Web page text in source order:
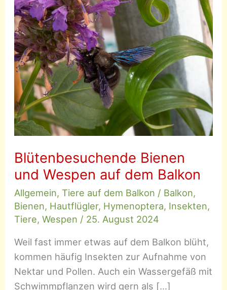
Blütenbesuchende Bienen
und Wespen auf dem Balkon
Allgemein, Tiere auf dem Balkon / Balkon,
Bienen, Hautflügler, Hymenoptera, Insekten,
Tiere,Wespen / 25. August 2024
Weil fast immer etwas auf dem Balkon blüht,
kommen häufig Insekten zur Aufnahme von
Nektar und Pollen. Auch ein Wassergefäß mit
Schwimmpflanzen wird gern als […]